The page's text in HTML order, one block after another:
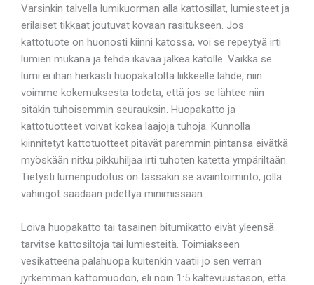
Varsinkin talvella lumikuorman alla kattosillat, lumiesteet ja
erilaiset tikkaat joutuvat kovaan rasitukseen. Jos
kattotuote on huonosti kiinni katossa, voi se repeytyä irti
lumien mukana ja tehdä ikävää jälkeä katolle. Vaikka se
lumi ei ihan herkästi huopakatolta liikkeelle lähde, niin
voimme kokemuksesta todeta, että jos se lähtee niin
sitäkin tuhoisemmin seurauksin. Huopakatto ja
kattotuotteet voivat kokea laajoja tuhoja. Kunnolla
kiinnitetyt kattotuotteet pitävät paremmin pintansa eivätkä
myöskään nitku pikkuhiljaa irti tuhoten katetta ympäriltään.
Tietysti lumenpudotus on tässäkin se avaintoiminto, jolla
vahingot saadaan pidettyä minimissään.
Loiva huopakatto tai tasainen bitumikatto eivät yleensä
tarvitse kattosiltoja tai lumiesteitä. Toimiakseen
vesikatteena palahuopa kuitenkin vaatii jo sen verran
jyrkemmän kattomuodon, eli noin 1:5 kaltevuustason, että